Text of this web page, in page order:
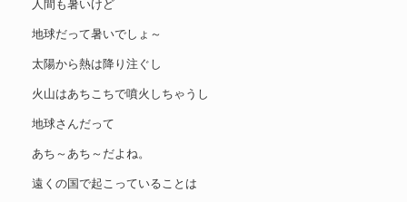
地球だって暑いでしょ～
太陽から熱は降り注ぐし
火山はあちこちで噴火しちゃうし
地球さんだって
あち～あち～だよね。
遠くの国で起こっていることは